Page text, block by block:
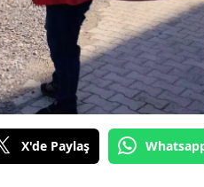
X'de Paylaş